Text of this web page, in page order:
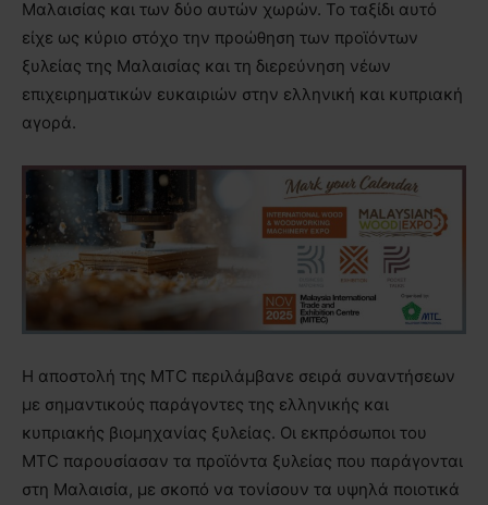
Μαλαισίας και των δύο αυτών χωρών. Το ταξίδι αυτό
είχε ως κύριο στόχο την προώθηση των προϊόντων
ξυλείας της Μαλαισίας και τη διερεύνηση νέων
επιχειρηματικών ευκαιριών στην ελληνική και κυπριακή
αγορά.
Η αποστολή της MTC περιλάμβανε σειρά συναντήσεων
με σημαντικούς παράγοντες της ελληνικής και
κυπριακής βιομηχανίας ξυλείας. Οι εκπρόσωποι του
MTC παρουσίασαν τα προϊόντα ξυλείας που παράγονται
στη Μαλαισία, με σκοπό να τονίσουν τα υψηλά ποιοτικά